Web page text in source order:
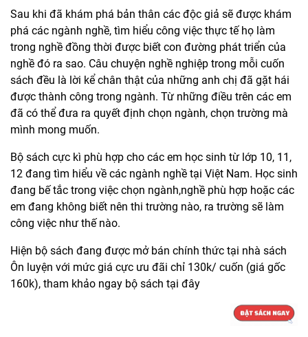
Sau khi đã khám phá bản thân các độc giả sẽ được khám
phá các ngành nghề, tìm hiểu công việc thực tế họ làm
trong nghề đồng thời được biết con đường phát triển của
nghề đó ra sao. Câu chuyện nghề nghiệp trong mỗi cuốn
sách đều là lời kể chân thật của những anh chị đã gặt hái
được thành công trong ngành. Từ những điều trên các em
đã có thể đưa ra quyết định chọn ngành, chọn trường mà
mình mong muốn.
Bộ sách cực kì phù hợp cho các em học sinh từ lớp 10, 11,
12 đang tìm hiểu về các ngành nghề tại Việt Nam. Học sinh
đang bế tắc trong việc chọn ngành,nghề phù hợp hoặc các
em đang không biết nên thi trường nào, ra trường sẽ làm
công việc như thế nào.
Hiện bộ sách đang được mở bán chính thức tại nhà sách
Ôn luyện với mức giá cực ưu đãi chỉ 130k/ cuốn (giá gốc
160k), tham khảo ngay bộ sách tại đây